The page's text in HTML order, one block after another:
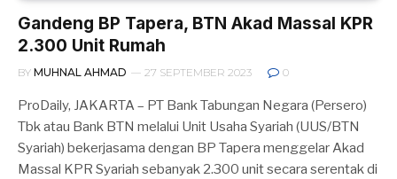
Gandeng BP Tapera, BTN Akad Massal KPR
2.300 Unit Rumah
BY MUHNAL AHMAD 27 SEPTEMBER 2023 0
ProDaily, JAKARTA – PT Bank Tabungan Negara (Persero)
Tbk atau Bank BTN melalui Unit Usaha Syariah (UUS/BTN
Syariah) bekerjasama dengan BP Tapera menggelar Akad
Massal KPR Syariah sebanyak 2.300 unit secara serentak di